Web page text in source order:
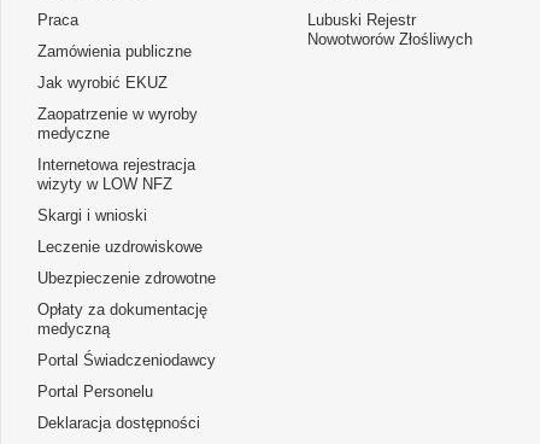
Praca
Zamówienia publiczne
Jak wyrobić EKUZ
Zaopatrzenie w wyroby
medyczne
Internetowa rejestracja
wizyty w LOW NFZ
Skargi i wnioski
Leczenie uzdrowiskowe
Ubezpieczenie zdrowotne
Opłaty za dokumentację
medyczną
Portal Świadczeniodawcy
Portal Personelu
Deklaracja dostępności
Lubuski Rejestr
Nowotworów Złośliwych